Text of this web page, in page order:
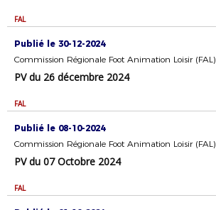
FAL
Publié le 30-12-2024
Commission Régionale Foot Animation Loisir (FAL)
PV du 26 décembre 2024
FAL
Publié le 08-10-2024
Commission Régionale Foot Animation Loisir (FAL)
PV du 07 Octobre 2024
FAL